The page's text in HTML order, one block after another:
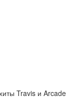
Travis и Arcade